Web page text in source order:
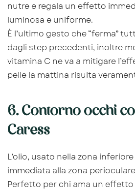
nutre e regala un effetto
luminosa e uniforme.
È l’ultimo gesto che “ferma”
dagli step precedenti, inoltre
vitamina C ne va a mitigare
pelle la mattina risulta
6. Contorno occhi
Caress
L’olio, usato nella zona
immediata alla zona
Perfetto per chi ama un